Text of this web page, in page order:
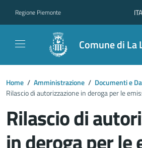
Regione Piemonte ITA
Comune di La
Home / Amministrazione / Documenti e
Rilascio di autorizzazione in deroga per le
Rilascio di